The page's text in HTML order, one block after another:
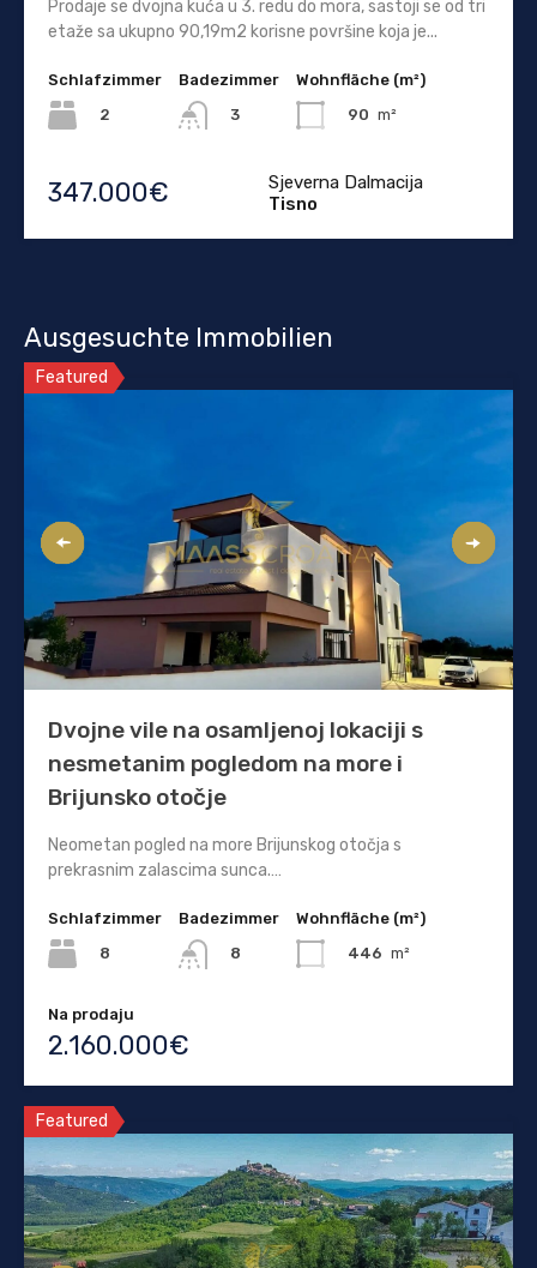
Prodaje se dvojna kuća u 3. redu do mora, sastoji se od tri
etaže sa ukupno 90,19m2 korisne površine koja je...
Schlafzimmer
2
Badezimmer
3
Wohnfläche (m²)
90 m²
347.000€
Sjeverna Dalmacija
Tisno
Ausgesuchte Immobilien
Featured
Dvojne vile na osamljenoj lokaciji s
nesmetanim pogledom na more i
Brijunsko otočje
Neometan pogled na more Brijunskog otočja s
prekrasnim zalascima sunca.…
Schlafzimmer
8
Badezimmer
8
Wohnfläche (m²)
446 m²
Na prodaju
2.160.000€
Featured